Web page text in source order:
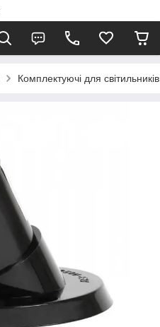
Комплектуючі для світильників